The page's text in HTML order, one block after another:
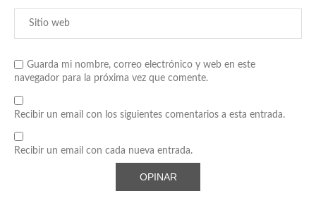
Guarda mi nombre, correo electrónico y web en este
navegador para la próxima vez que comente.
Recibir un email con los siguientes comentarios a esta entrada.
Recibir un email con cada nueva entrada.